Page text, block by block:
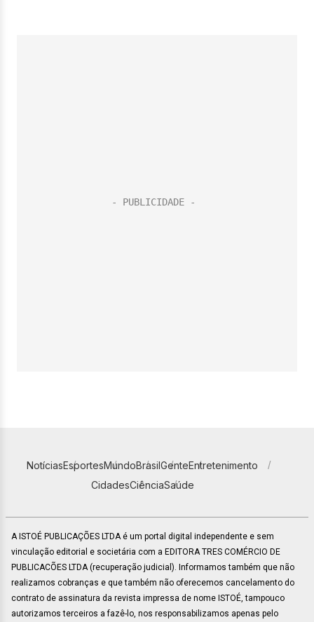
NotíciasEsportesMundoBrasilGenteEntretenimento
CidadesCiênciaSaúde
A ISTOÉ PUBLICAÇÕES LTDA é um portal digital independente e sem
vinculação editorial e societária com a EDITORA TRES COMÉRCIO DE
PUBLICACÕES LTDA (recuperação judicial). Informamos também que não
realizamos cobranças e que também não oferecemos cancelamento do
contrato de assinatura da revista impressa de nome ISTOÉ, tampouco
autorizamos terceiros a fazê-lo, nos responsabilizamos apenas pelo